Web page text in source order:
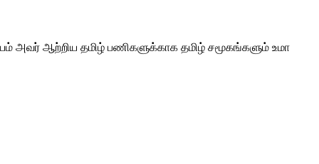
அவர் ஆற்றிய தமிழ் பணிகளுக்காக தமிழ் சமூகங்களும் உமா